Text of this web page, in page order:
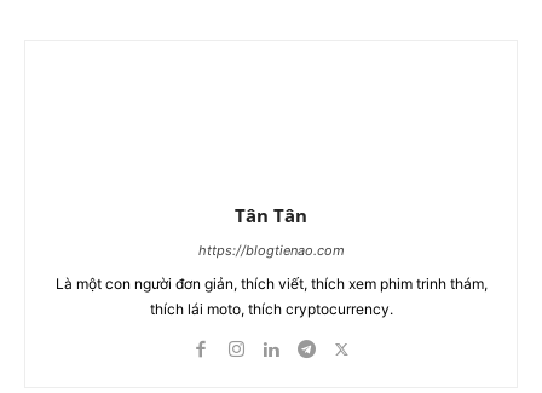
Tân Tân
https://blogtienao.com
Là một con người đơn giản, thích viết, thích xem phim trinh thám,
thích lái moto, thích cryptocurrency.